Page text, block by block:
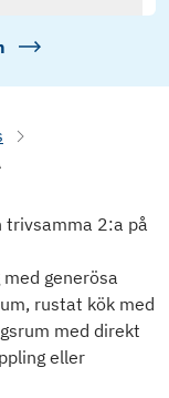
trivsamma 2:a på
generösa
rustat kök med
med direkt
eller